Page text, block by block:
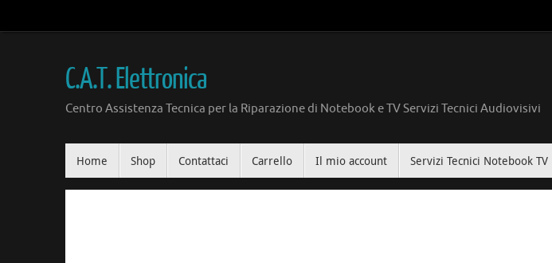
al
C.A.T. Elettronica
Centro Assistenza Tecnica per la Riparazione di Notebook e TV Servizi Tecnici Audiovisivi
Home Shop Contattaci Carrello Il mio account Servizi Tecnici Notebook TV